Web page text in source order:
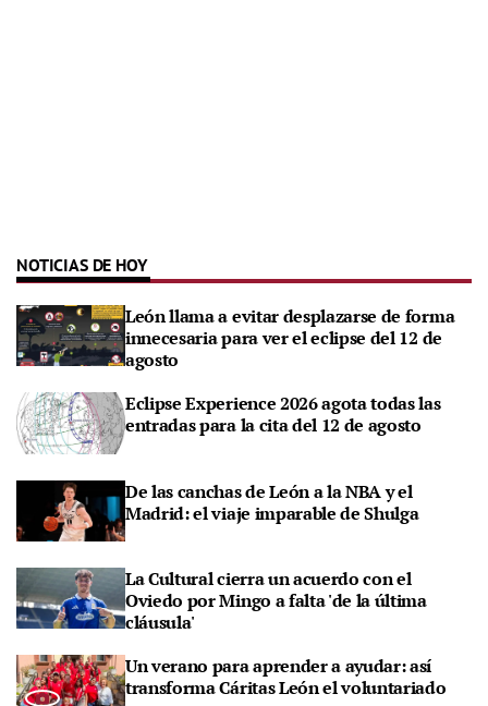
NOTICIAS DE HOY
León llama a evitar desplazarse de forma
innecesaria para ver el eclipse del 12 de
agosto
Eclipse Experience 2026 agota todas las
entradas para la cita del 12 de agosto
De las canchas de León a la NBA y el
Madrid: el viaje imparable de Shulga
La Cultural cierra un acuerdo con el
Oviedo por Mingo a falta 'de la última
cláusula'
Un verano para aprender a ayudar: así
transforma Cáritas León el voluntariado